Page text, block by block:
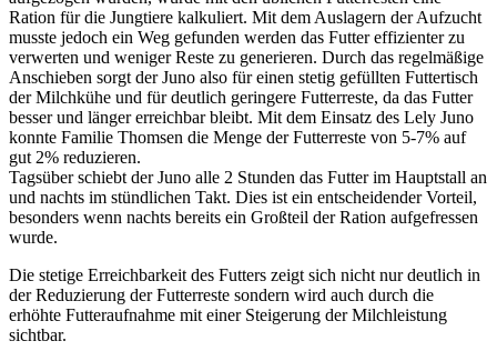
Ration für die Jungtiere kalkuliert. Mit dem Auslagern der Aufzucht
musste jedoch ein Weg gefunden werden das Futter effizienter zu
verwerten und weniger Reste zu generieren. Durch das regelmäßige
Anschieben sorgt der Juno also für einen stetig gefüllten Futtertisch
der Milchkühe und für deutlich geringere Futterreste, da das Futter
besser und länger erreichbar bleibt. Mit dem Einsatz des Lely Juno
konnte Familie Thomsen die Menge der Futterreste von 5-7% auf
gut 2% reduzieren.
Tagsüber schiebt der Juno alle 2 Stunden das Futter im Hauptstall an
und nachts im stündlichen Takt. Dies ist ein entscheidender Vorteil,
besonders wenn nachts bereits ein Großteil der Ration aufgefressen
wurde.
Die stetige Erreichbarkeit des Futters zeigt sich nicht nur deutlich in
der Reduzierung der Futterreste sondern wird auch durch die
erhöhte Futteraufnahme mit einer Steigerung der Milchleistung
sichtbar.